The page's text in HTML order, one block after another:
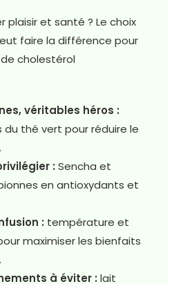
plaisir et santé ? Le choix
faire la différence pour
cholestérol
véritables héros :
thé vert pour réduire le
: Sencha et
en antioxydants et
: température et
maximiser les bienfaits
à éviter : lait